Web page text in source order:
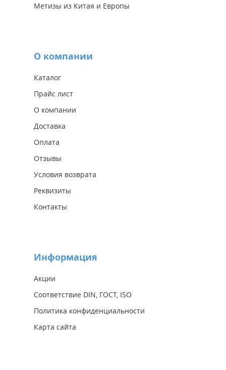
Метизы из Китая и Европы
О компании
Каталог
Прайс лист
О компании
Доставка
Оплата
Отзывы
Условия возврата
Реквизиты
Контакты
Информация
Акции
Соответствие DIN, ГОСТ, ISO
Политика конфиденциальности
Карта сайта